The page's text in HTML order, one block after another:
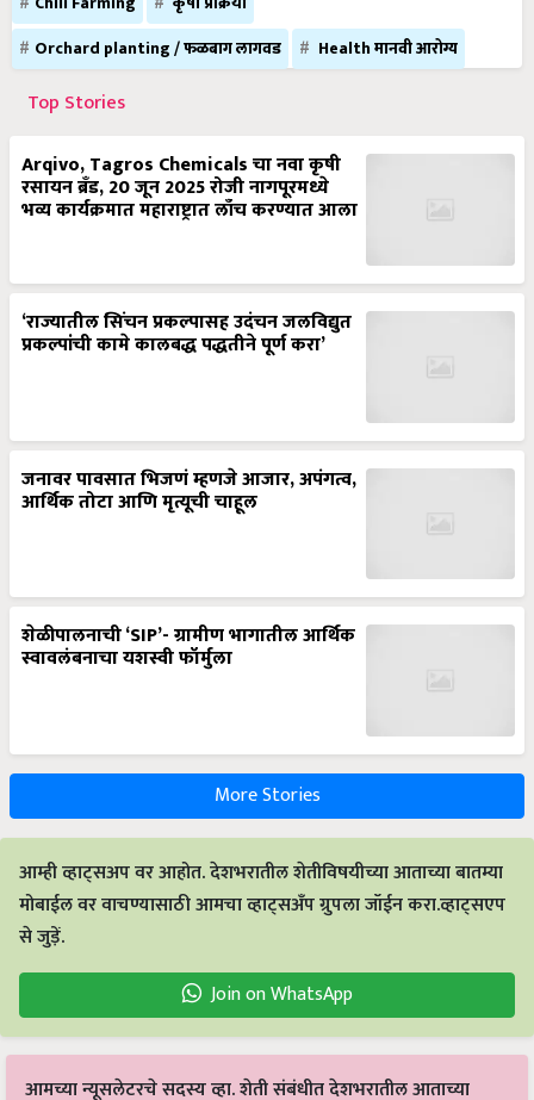
Orchard planting / फळबाग लागवड
Health मानवी आरोग्य
Top Stories
रसायन ब्रँड, 20 जून 2025 रोजी नागपूरमध्ये
भव्य कार्यक्रमात महाराष्ट्रात लाँच करण्यात आला
प्रकल्पांची कामे कालबद्ध पद्धतीने पूर्ण करा’
जनावर पावसात भिजणं म्हणजे आजार, अपंगत्व,
आर्थिक तोटा आणि मृत्यूची चाहूल
स्वावलंबनाचा यशस्वी फॉर्मुला
More Stories
आम्ही व्हाट्सअप वर आहोत. देशभरातील शेतीविषयीच्या आताच्या बातम्या
मोबाईल वर वाचण्यासाठी आमचा व्हाट्सअँप ग्रुपला जॉईन करा.व्हाट्सएप
से जुड़ें.
Join on WhatsApp
आमच्या न्यूसलेटरचे सदस्य व्हा. शेती संबंधीत देशभरातील आताच्या